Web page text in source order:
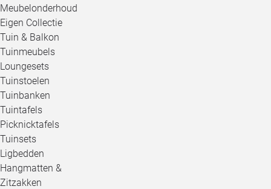
Meubelonderhoud
Eigen Collectie
Tuin & Balkon
Tuinmeubels
Loungesets
Tuinstoelen
Tuinbanken
Tuintafels
Picknicktafels
Tuinsets
Ligbedden
Hangmatten &
Zitzakken